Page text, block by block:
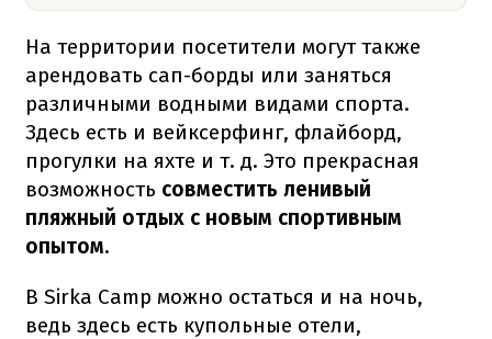
На территории посетители могут также
арендовать сап-борды или заняться
различными водными видами спорта.
Здесь есть и вейксерфинг, флайборд,
прогулки на яхте и т. д. Это прекрасная
возможность совместить ленивый
пляжный отдых с новым спортивным
опытом.
В Sirka Camp можно остаться и на ночь,
ведь здесь есть купольные отели,